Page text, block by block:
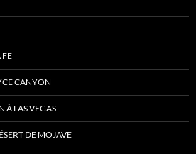
FE
CANYON
À LAS VEGAS
DE MOJAVE